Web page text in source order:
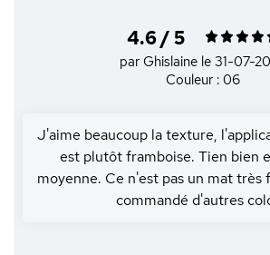
4.6 / 5
par Ghislaine le 31-07-
Couleur : 06
J'aime beaucoup la texture,
est plutôt framboise. Tien bien
moyenne. Ce n'est pas un mat très
commandé d'autres